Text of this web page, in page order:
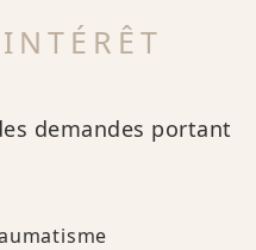
demandes portant